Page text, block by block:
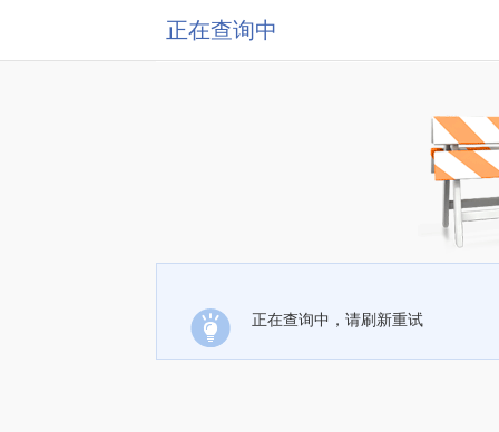
正在查询中
正在查询中，请刷新重试